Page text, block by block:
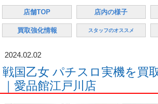
店舗TOP 店内の様子
買取強化情報 スタッフのオススメ
2024.02.02
戦国乙女 パチスロ実機を買
｜愛品館江戸川店